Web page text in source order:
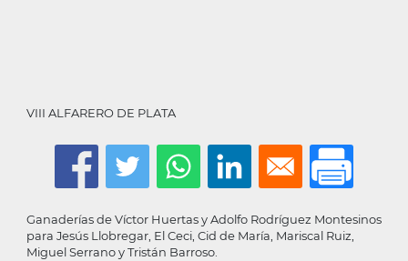
VIII ALFARERO DE PLATA
Ganaderías de Víctor Huertas y Adolfo Rodríguez Montesinos
para Jesús Llobregar, El Ceci, Cid de María, Mariscal Ruiz,
Miguel Serrano y Tristán Barroso.